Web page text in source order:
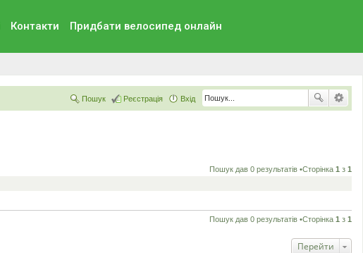
Контакти Придбати велосипед онлайн
Вхід
Реєстрація
Пошук
Пошук дав 0 результатів •Сторінка 1 з 1
Пошук дав 0 результатів •Сторінка 1 з 1
Перейти